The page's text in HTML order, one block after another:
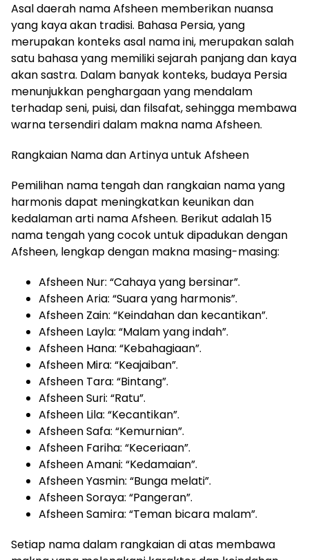
Asal daerah nama Afsheen memberikan nuansa
yang kaya akan tradisi. Bahasa Persia, yang
merupakan konteks asal nama ini, merupakan salah
satu bahasa yang memiliki sejarah panjang dan kaya
akan sastra. Dalam banyak konteks, budaya Persia
menunjukkan penghargaan yang mendalam
terhadap seni, puisi, dan filsafat, sehingga membawa
warna tersendiri dalam makna nama Afsheen.
Rangkaian Nama dan Artinya untuk Afsheen
Pemilihan nama tengah dan rangkaian nama yang
harmonis dapat meningkatkan keunikan dan
kedalaman arti nama Afsheen. Berikut adalah 15
nama tengah yang cocok untuk dipadukan dengan
Afsheen, lengkap dengan makna masing-masing:
Afsheen Nur: “Cahaya yang bersinar”.
Afsheen Aria: “Suara yang harmonis”.
Afsheen Zain: “Keindahan dan kecantikan”.
Afsheen Layla: “Malam yang indah”.
Afsheen Hana: “Kebahagiaan”.
Afsheen Mira: “Keajaiban”.
Afsheen Tara: “Bintang”.
Afsheen Suri: “Ratu”.
Afsheen Lila: “Kecantikan”.
Afsheen Safa: “Kemurnian”.
Afsheen Fariha: “Keceriaan”.
Afsheen Amani: “Kedamaian”.
Afsheen Yasmin: “Bunga melati”.
Afsheen Soraya: “Pangeran”.
Afsheen Samira: “Teman bicara malam”.
Setiap nama dalam rangkaian di atas membawa